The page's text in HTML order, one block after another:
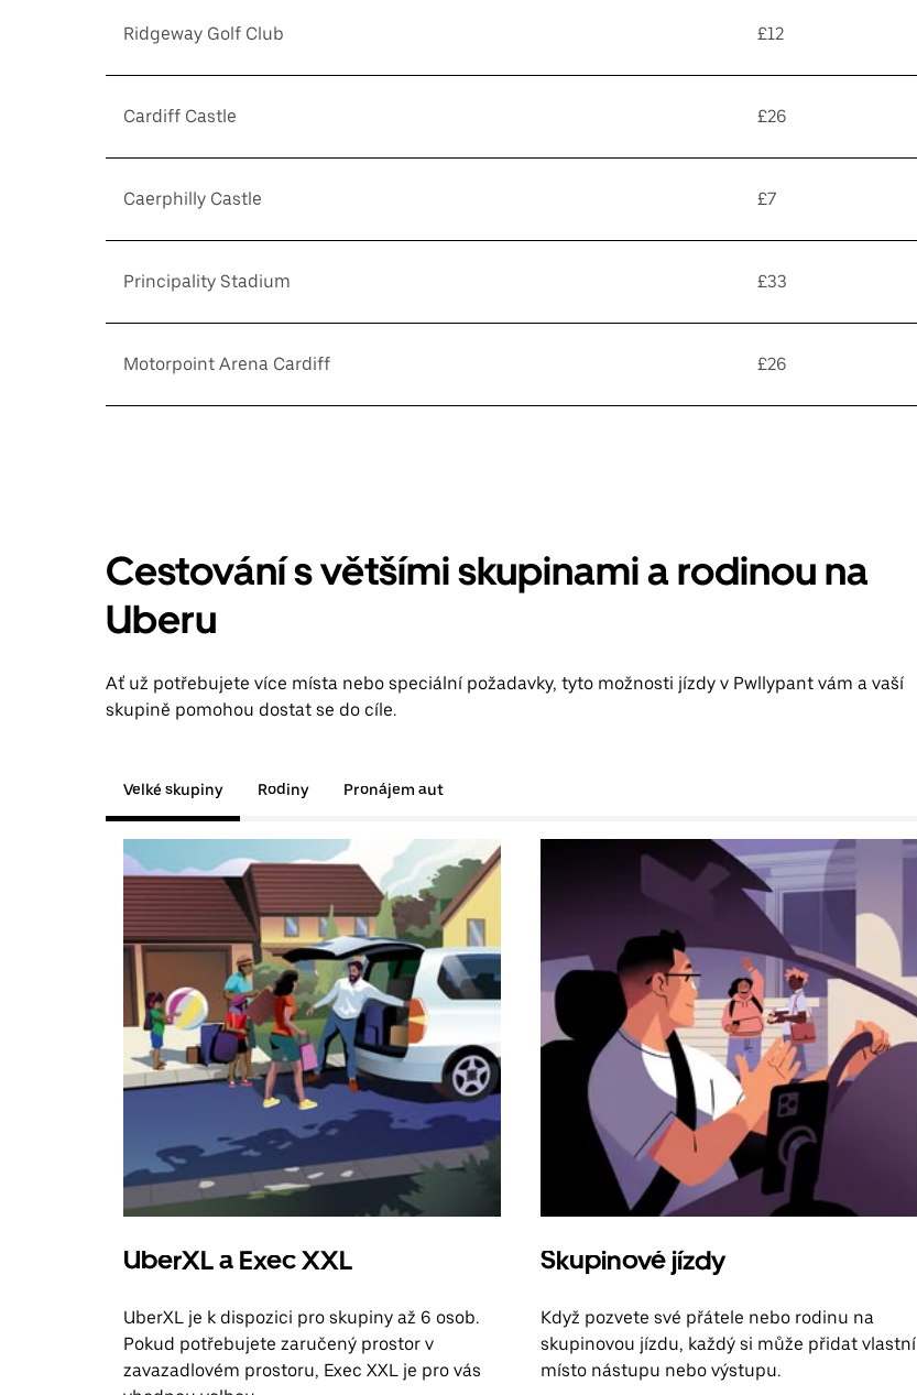
Ridgeway Golf Club £12
Cardiff Castle £26
Caerphilly Castle £7
Principality Stadium £33
Motorpoint Arena Cardiff £26
Cestování s většími skupinami a rodinou na
Uberu
Ať už potřebujete více místa nebo speciální požadavky, tyto možnosti jízdy v Pwllypant vám a vaší
skupině pomohou dostat se do cíle.
Velké skupiny Rodiny Pronájem aut
UberXL a Exec XXL
UberXL je k dispozici pro skupiny až 6 osob.
Pokud potřebujete zaručený prostor v
zavazadlovém prostoru, Exec XXL je pro vás
Skupinové jízdy
Když pozvete své přátele nebo rodinu na
skupinovou jízdu, každý si může přidat vlastní
místo nástupu nebo výstupu.